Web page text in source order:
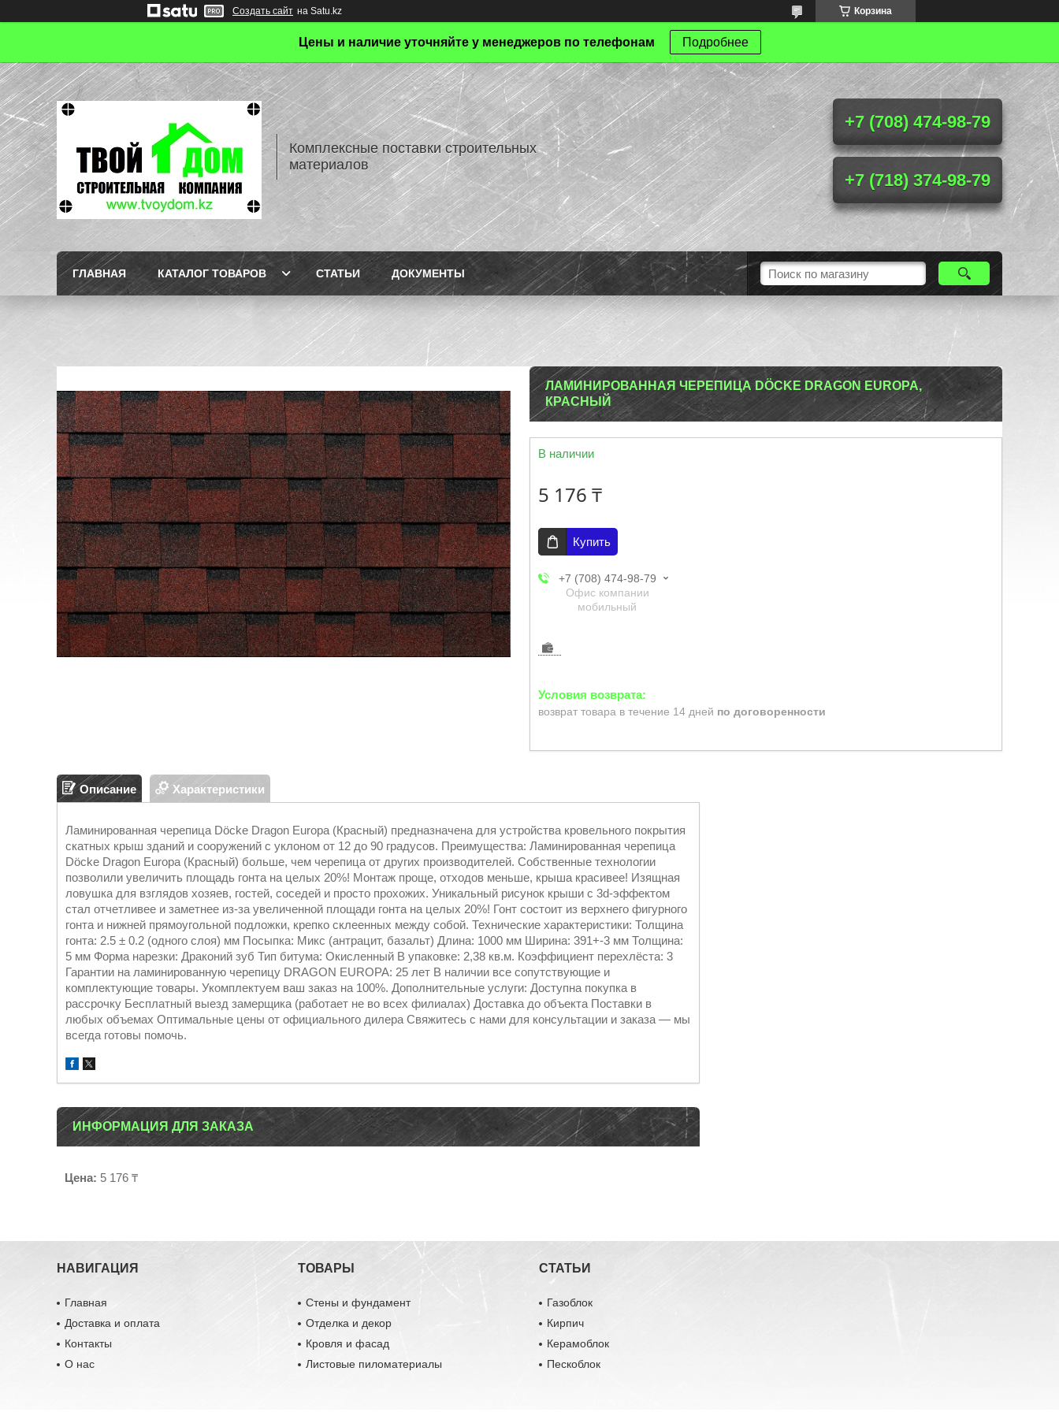
Создать сайт на Satu.kz Корзина
Цены и наличие уточняйте у менеджеров по телефонам Подробнее
Комплексные поставки строительных
материалов
+7 (708) 474-98-79
+7 (718) 374-98-79
ГЛАВНАЯ КАТАЛОГ ТОВАРОВ СТАТЬИ ДОКУМЕНТЫ
ЛАМИНИРОВАННАЯ ЧЕРЕПИЦА DÖCKE DRAGON EUROPA,
КРАСНЫЙ
В наличии
5 176 ₸
Купить
+7 (708) 474-98-79
Офис компании
мобильный
возврат товара в течение 14 дней по договоренности
Описание Характеристики
Ламинированная черепица Döcke Dragon Europa (Красный) предназначена для устройства кровельного покрытия
скатных крыш зданий и сооружений с уклоном от 12 до 90 градусов. Преимущества: Ламинированная черепица
Döcke Dragon Europa (Красный) больше, чем черепица от других производителей. Собственные технологии
позволили увеличить площадь гонта на целых 20%! Монтаж проще, отходов меньше, крыша красивее! Изящная
ловушка для взглядов хозяев, гостей, соседей и просто прохожих. Уникальный рисунок крыши с 3d-эффектом
стал отчетливее и заметнее из-за увеличенной площади гонта на целых 20%! Гонт состоит из верхнего фигурного
гонта и нижней прямоугольной подложки, крепко склеенных между собой. Технические характеристики: Толщина
гонта: 2.5 ± 0.2 (одного слоя) мм Посыпка: Микс (антрацит, базальт) Длина: 1000 мм Ширина: 391+-3 мм Толщина:
5 мм Форма нарезки: Драконий зуб Тип битума: Окисленный В упаковке: 2,38 кв.м. Коэффициент перехлёста: 3
Гарантии на ламинированную черепицу DRAGON EUROPA: 25 лет В наличии все сопутствующие и
комплектующие товары. Укомплектуем ваш заказ на 100%. Дополнительные услуги: Доступна покупка в
рассрочку Бесплатный выезд замерщика (работает не во всех филиалах) Доставка до объекта Поставки в
любых объемах Оптимальные цены от официального дилера Свяжитесь с нами для консультации и заказа — мы
всегда готовы помочь.
ИНФОРМАЦИЯ ДЛЯ ЗАКАЗА
Цена: 5 176 ₸
НАВИГАЦИЯ
Главная
Доставка и оплата
Контакты
О нас
ТОВАРЫ
Стены и фундамент
Отделка и декор
Кровля и фасад
Листовые пиломатериалы
СТАТЬИ
Газоблок
Кирпич
Керамоблок
Пескоблок